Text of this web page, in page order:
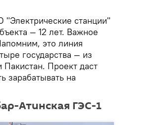
станции"
— 12 лет. Важное
это линия
государства — из
Пакистан. Проект даст
зарабатывать на
Атинская ГЭС-1